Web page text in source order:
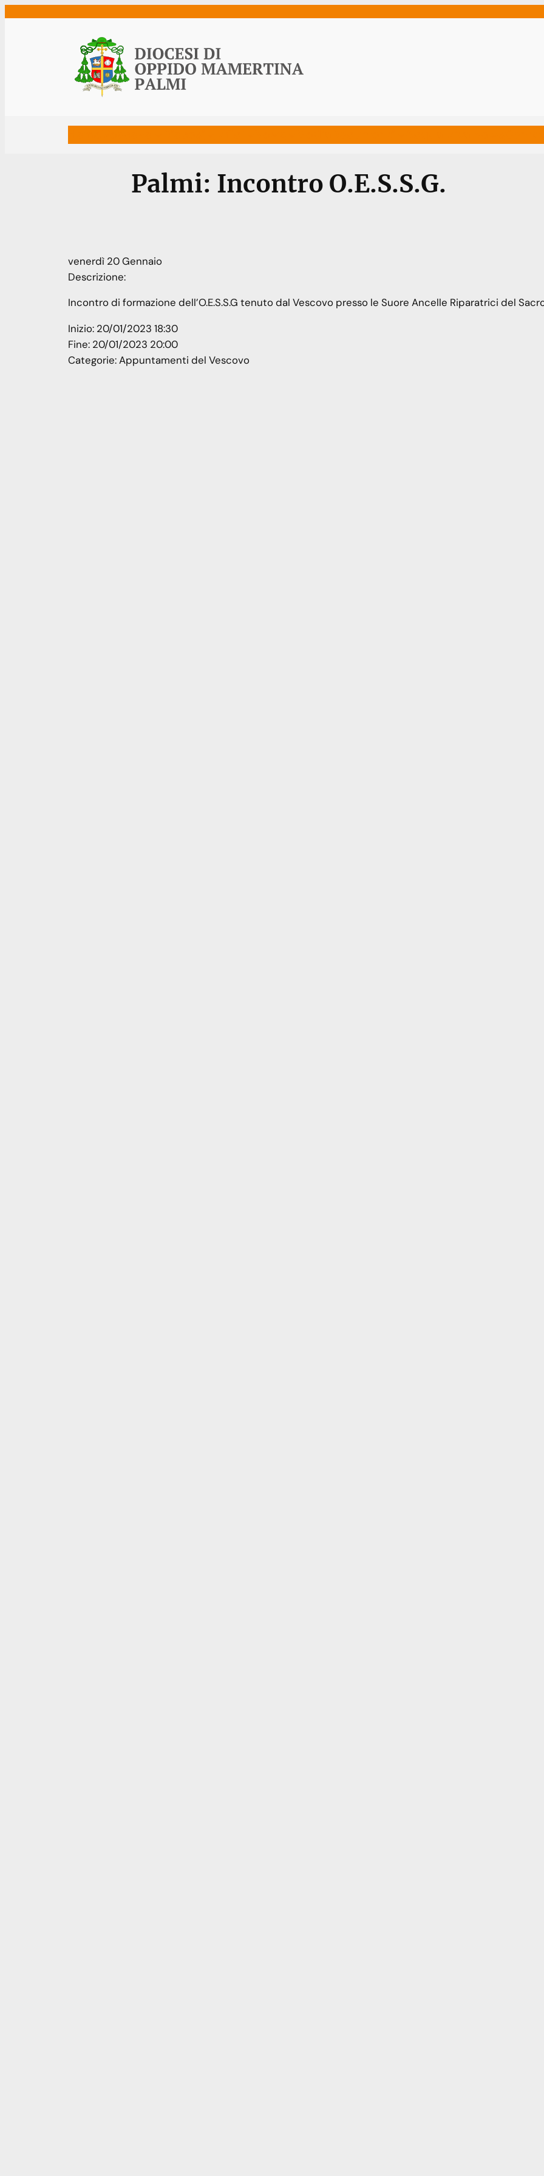
Palmi: Incontro O.E.S.S.G.
venerdì 20Gennaio
Descrizione:
Incontro di formazione dell’O.E.S.S.G tenuto dal Vescovo presso le Suore Ancelle Riparatrici del
Inizio: 20/01/2023 18:30
Fine: 20/01/2023 20:00
Categorie:Appuntamenti del Vescovo